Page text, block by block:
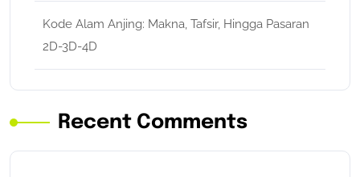
Kode Alam Anjing: Makna, Tafsir, Hingga Pasaran
2D-3D-4D
Recent Comments